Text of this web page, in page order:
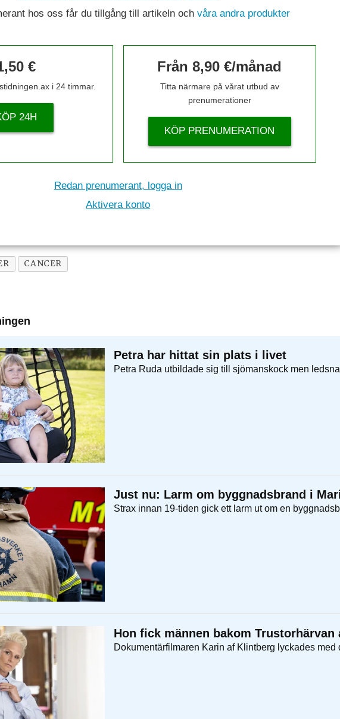
hos oss får du tillgång till artikeln ochvåra andra produkter
€
i 24 timmar.
24H
Från 8,90 €/månad
Titta närmare på vårat utbud av
prenumerationer
KÖP PRENUMERATION
Redan prenumerant, logga in
Aktivera konto
CANCER